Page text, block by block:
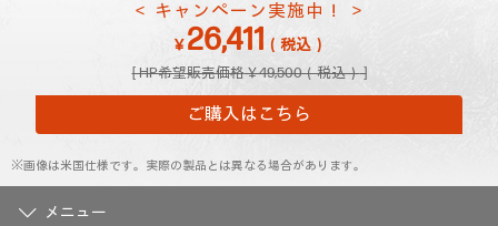
＜ キャンペーン実施中！ ＞
￥26,411 （税込）
￥49,500（税込）
ご購入はこちら
※画像は米国仕様です。実際の製品とは異なる場合があります。
メニュー